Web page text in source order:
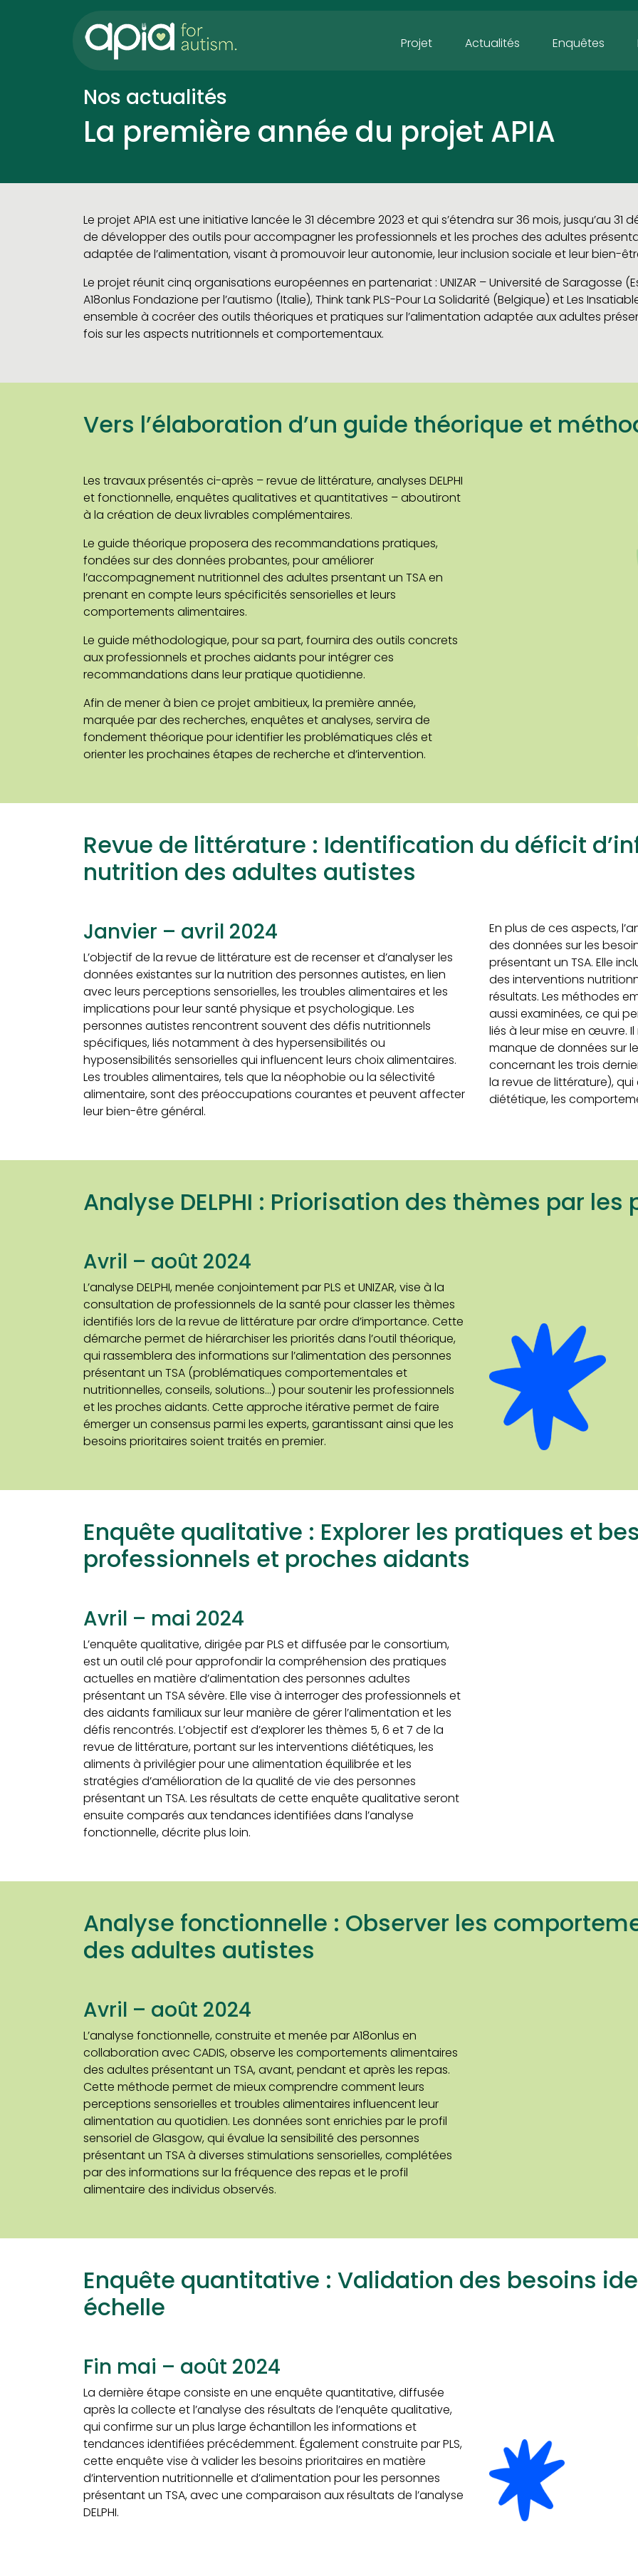
Projet Actualités Enquêtes
Nos actualités
La première année du projet APIA
Le projet APIA est une initiative lancée le 31 décembre 2023 et qui s’étendra sur 36 mois, jusqu’au
de développer des outils pour accompagner les professionnels et les proches des adultes
adaptée de l’alimentation, visant à promouvoir leur autonomie, leur inclusion sociale et leur bien-
Le projet réunit cinq organisations européennes en partenariat : UNIZAR – Université de Saragosse
A18onlus Fondazione per l’autismo (Italie), Think tank PLS-Pour La Solidarité (Belgique) et Les
ensemble à cocréer des outils théoriques et pratiques sur l’alimentation adaptée aux adultes
fois sur les aspects nutritionnels et comportementaux.
Vers l’élaboration d’un guide théorique et
Les travaux présentés ci-après – revue de littérature, analyses DELPHI
et fonctionnelle, enquêtes qualitatives et quantitatives – aboutiront
à la création de deux livrables complémentaires.
Le guide théorique proposera des recommandations pratiques,
fondées sur des données probantes, pour améliorer
l’accompagnement nutritionnel des adultes prsentant un TSA en
prenant en compte leurs spécificités sensorielles et leurs
comportements alimentaires.
Le guide méthodologique, pour sa part, fournira des outils concrets
aux professionnels et proches aidants pour intégrer ces
recommandations dans leur pratique quotidienne.
Afin de mener à bien ce projet ambitieux, la première année,
marquée par des recherches, enquêtes et analyses, servira de
fondement théorique pour identifier les problématiques clés et
orienter les prochaines étapes de recherche et d’intervention.
Revue de littérature : Identification du déficit
nutrition des adultes autistes
Janvier – avril 2024
L’objectif de la revue de littérature est de recenser et d’analyser les
données existantes sur la nutrition des personnes autistes, en lien
avec leurs perceptions sensorielles, les troubles alimentaires et les
implications pour leur santé physique et psychologique. Les
personnes autistes rencontrent souvent des défis nutritionnels
spécifiques, liés notamment à des hypersensibilités ou
hyposensibilités sensorielles qui influencent leurs choix alimentaires.
Les troubles alimentaires, tels que la néophobie ou la sélectivité
alimentaire, sont des préoccupations courantes et peuvent affecter
leur bien-être général.
En plus de ces aspects,
des données sur les
présentant un TSA. Elle
des interventions
résultats. Les méthodes
aussi examinées, ce qui
liés à leur mise en œuvre.
manque de données sur
concernant les trois
la revue de littérature),
diététique, les
Analyse DELPHI : Priorisation des thèmes par
Avril – août 2024
L’analyse DELPHI, menée conjointement par PLS et UNIZAR, vise à la
consultation de professionnels de la santé pour classer les thèmes
identifiés lors de la revue de littérature par ordre d’importance. Cette
démarche permet de hiérarchiser les priorités dans l’outil théorique,
qui rassemblera des informations sur l’alimentation des personnes
présentant un TSA (problématiques comportementales et
nutritionnelles, conseils, solutions…) pour soutenir les professionnels
et les proches aidants. Cette approche itérative permet de faire
émerger un consensus parmi les experts, garantissant ainsi que les
besoins prioritaires soient traités en premier.
Enquête qualitative : Explorer les pratiques et
professionnels et proches aidants
Avril – mai 2024
L’enquête qualitative, dirigée par PLS et diffusée par le consortium,
est un outil clé pour approfondir la compréhension des pratiques
actuelles en matière d’alimentation des personnes adultes
présentant un TSA sévère. Elle vise à interroger des professionnels et
des aidants familiaux sur leur manière de gérer l’alimentation et les
défis rencontrés. L’objectif est d’explorer les thèmes 5, 6 et 7 de la
revue de littérature, portant sur les interventions diététiques, les
aliments à privilégier pour une alimentation équilibrée et les
stratégies d’amélioration de la qualité de vie des personnes
présentant un TSA. Les résultats de cette enquête qualitative seront
ensuite comparés aux tendances identifiées dans l’analyse
fonctionnelle, décrite plus loin.
Analyse fonctionnelle : Observer les
des adultes autistes
Avril – août 2024
L’analyse fonctionnelle, construite et menée par A18onlus en
collaboration avec CADIS, observe les comportements alimentaires
des adultes présentant un TSA, avant, pendant et après les repas.
Cette méthode permet de mieux comprendre comment leurs
perceptions sensorielles et troubles alimentaires influencent leur
alimentation au quotidien. Les données sont enrichies par le profil
sensoriel de Glasgow, qui évalue la sensibilité des personnes
présentant un TSA à diverses stimulations sensorielles, complétées
par des informations sur la fréquence des repas et le profil
alimentaire des individus observés.
Enquête quantitative : Validation des besoins
échelle
Fin mai – août 2024
La dernière étape consiste en une enquête quantitative, diffusée
après la collecte et l’analyse des résultats de l’enquête qualitative,
qui confirme sur un plus large échantillon les informations et
tendances identifiées précédemment. Égalementconstruite par PLS,
cette enquête vise à valider les besoins prioritaires en matière
d’intervention nutritionnelle et d’alimentation pour les personnes
présentant un TSA, avec une comparaison aux résultats de l’analyse
DELPHI.